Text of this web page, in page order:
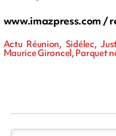
www.imazpress.com /
Actu Réunion, Sidélec,
Maurice Gironcel, Parquet